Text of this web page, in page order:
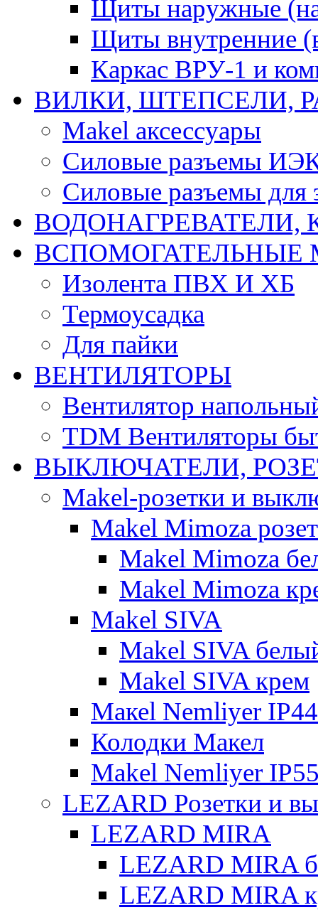
Щиты наружные
Щиты внутренние
Каркас ВРУ-1 и
ВИЛКИ, ШТЕПСЕЛИ,
Makel аксессуары
Силовые разъемы
Силовые разъемы для
ВОДОНАГРЕВАТЕЛИ,
ВСПОМОГАТЕЛЬНЫЕ
Изолента ПВХ И ХБ
Термоусадка
Для пайки
ВЕНТИЛЯТОРЫ
Вентилятор
TDM Вентиляторы
ВЫКЛЮЧАТЕЛИ,
Makel-розетки и
Makel Mimoza
Makel Mimoza
Makel Mimoza
Makel SIVA
Makel SIVA
Makel SIVA крем
Макеl Nemliyer IP44
Колодки Макел
Makel Nemliyer
LEZARD Розетки и
LEZARD MIRA
LEZARD MIRA
LEZARD MIRA